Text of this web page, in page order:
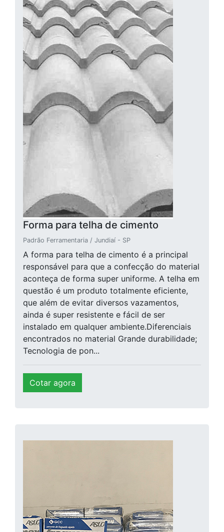
Forma para telha de cimento
Padrão Ferramentaria / Jundiaí - SP
A forma para telha de cimento é a principal
responsável para que a confecção do material
aconteça de forma super uniforme. A telha em
questão é um produto totalmente eficiente,
que além de evitar diversos vazamentos,
ainda é super resistente e fácil de ser
instalado em qualquer ambiente.Diferenciais
encontrados no material Grande durabilidade;
Tecnologia de pon...
Cotar agora